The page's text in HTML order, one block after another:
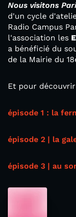
Nous visitons
d'un cycle
Radio Campus
l'association les
a bénéficié du
de la Mairie du
Et pour
épisode 1 : la
épisode 2 | la
épisode 3 | au